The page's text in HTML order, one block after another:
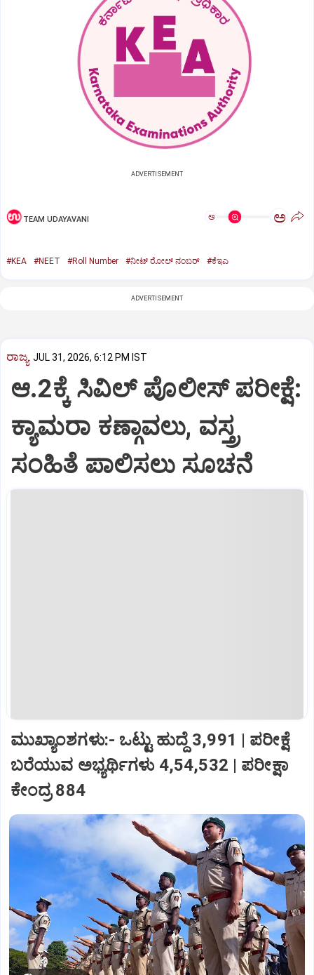
ADVERTISEMENT
TEAM UDAYAVANI ಅ ಅ
#KEA #NEET #Roll Number #ನೀಟ್ ರೋಲ್ ನಂಬರ್ #ಕೆಇಎ
ADVERTISEMENT
ರಾಜ್ಯ JUL 31, 2026, 6:12 PM IST
ಆ.2ಕ್ಕೆ ಸಿವಿಲ್ ಪೊಲೀಸ್ ಪರೀಕ್ಷೆ:
ಕ್ಯಾಮರಾ ಕಣ್ಗಾವಲು, ವಸ್ತ್ರ
ಸಂಹಿತೆ ಪಾಲಿಸಲು ಸೂಚನೆ
ಮುಖ್ಯಾಂಶಗಳು:- ಒಟ್ಟು ಹುದ್ದೆ 3,991 | ಪರೀಕ್ಷೆ
ಬರೆಯುವ ಅಭ್ಯರ್ಥಿಗಳು 4,54,532 | ಪರೀಕ್ಷಾ
ಕೇಂದ್ರ 884